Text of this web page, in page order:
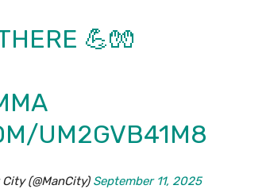
💪🧤
UM2GVB41M8
(@ManCity) September 11, 2025